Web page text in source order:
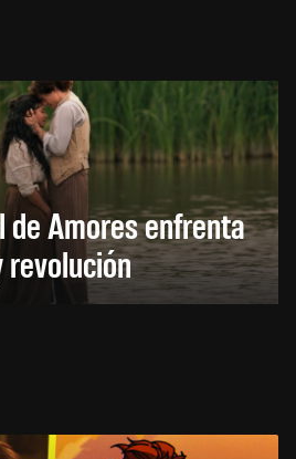
Amores enfrenta
revolución